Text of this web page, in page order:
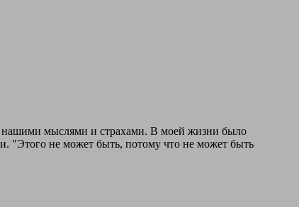
нашими мыслями и страхами. В моей жизни было
"Этого не может быть, потому что не может быть